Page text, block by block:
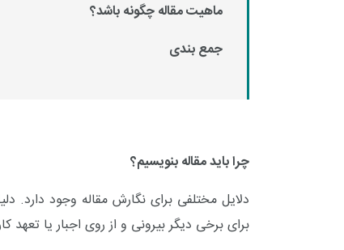
ماهیت مقاله چگونه باشد؟
جمع بندی
چرا باید مقاله بنویسیم؟
دلایل مختلفی برای نگارش مقاله وجود دارد.
برای برخی دیگر بیرونی و از روی اجبار یا تعهد